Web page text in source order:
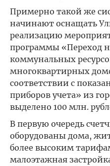
Примерно такой же
начинают оснащать
реализацию
программы «Переход
коммунальных
многоквартирных
соответствии с
приборов учета» из
выделено 100 млн.
В первую очередь
оборудованы дома,
более высоким
малоэтажная